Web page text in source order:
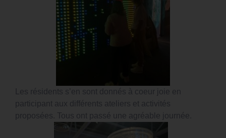
Les résidents s’en sont donnés à coeur joie en
participant aux différents ateliers et activités
proposées. Tous ont passé une agréable journée.